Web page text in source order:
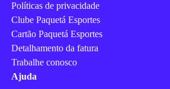
Políticas de privacidade
Clube Paquetá Esportes
Cartão Paquetá Esportes
Detalhamento da fatura
Trabalhe conosco
Ajuda